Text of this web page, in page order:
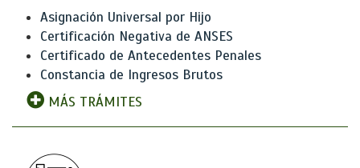
Asignación Universal por Hijo
Certificación Negativa de ANSES
Certificado de Antecedentes Penales
Constancia de Ingresos Brutos
MÁS TRÁMITES